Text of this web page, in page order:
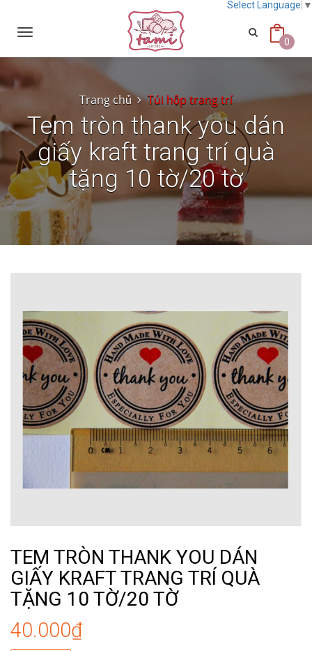
Select Language ▼
0
Toggle
Trang chủ Túi hộp trang trí
Tem tròn thank you dán
giấy kraft trang trí quà
tặng 10 tờ/20 tờ
TEM TRÒN THANK YOU DÁN
GIẤY KRAFT TRANG TRÍ QUÀ
TẶNG 10 TỜ/20 TỜ
40.000₫